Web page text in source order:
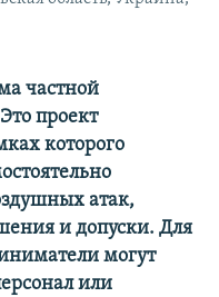
частной
проект
которого
атак,
и допуски. Для
могут
или